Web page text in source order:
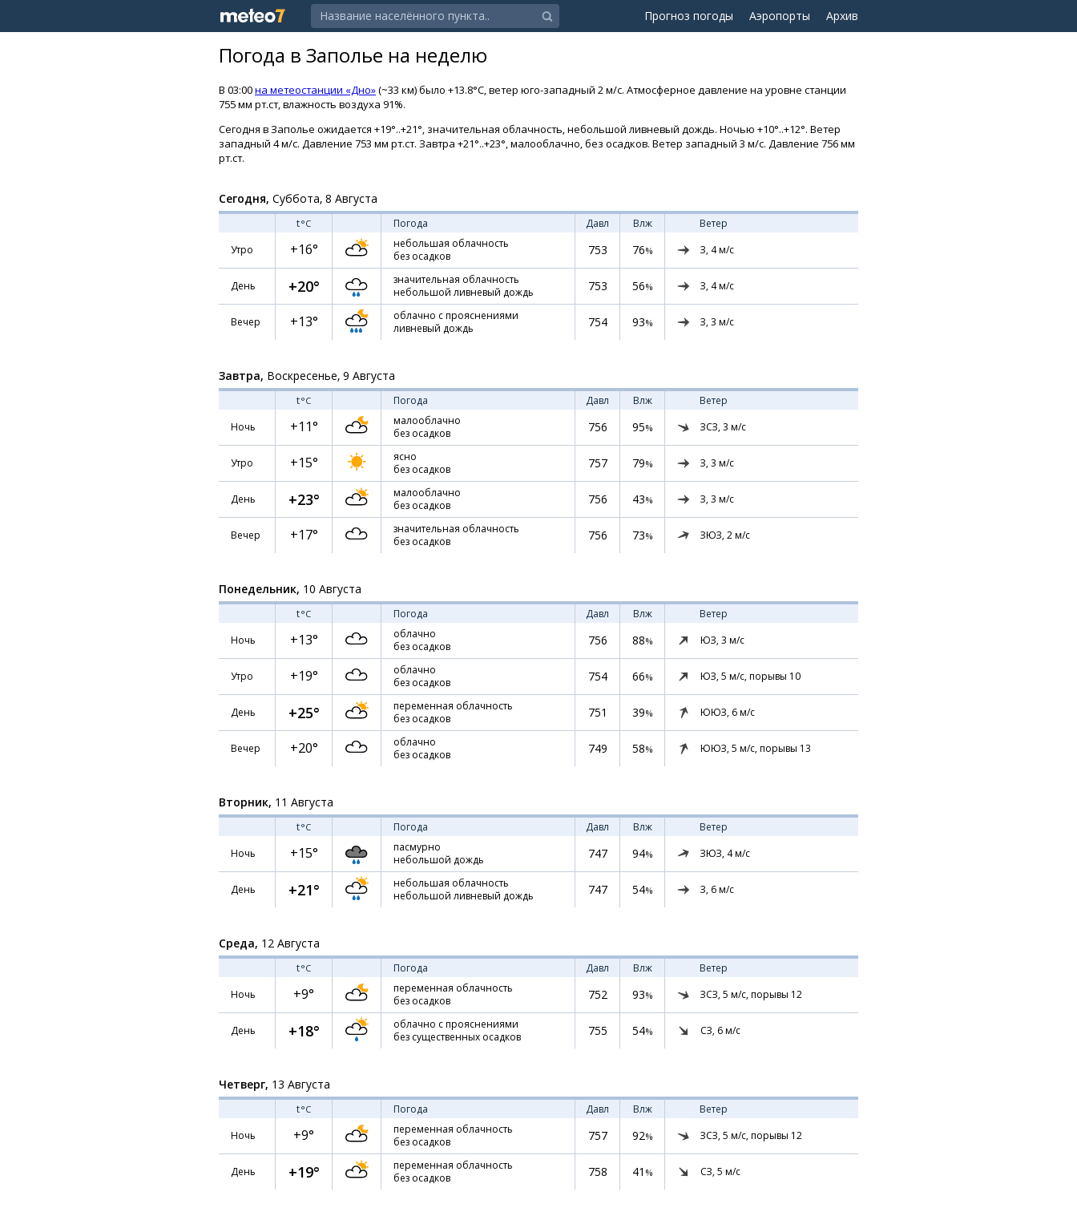
Прогноз погоды Аэропорты Архив
Погода в Заполье на неделю
В 03:00на метеостанции «Дно»(~33 км) было +13.8°C, ветер юго-западный 2 м/с. Атмосферное давление на уровне станции
755 мм рт.ст, влажность воздуха 91%.
Сегодня в Заполье ожидается +19°..+21°, значительная облачность, небольшой ливневый дождь. Ночью +10°..+12°. Ветер
западный 4 м/с. Давление 753 мм рт.ст. Завтра +21°..+23°, малооблачно, без осадков. Ветер западный 3 м/с. Давление 756 мм
рт.ст.
Сегодня, Суббота, 8 Августа
t°C Погода Давл Влж
Ветер
Утро
+16°
небольшая облачность
без осадков
753 76% З, 4м/с
День +20°
значительная облачность
небольшой ливневый дождь
753 56% З, 4м/с
Вечер +13°
облачно с прояснениями
ливневый дождь
754 93% З, 3 м/с
Завтра, Воскресенье, 9 Августа
t°C Погода Давл Влж
Ветер
Ночь
+11°
малооблачно
без осадков
756 95% ЗСЗ, 3 м/с
Утро +15°
ясно
без осадков
757 79% З, 3 м/с
День +23°
малооблачно
без осадков
756 43% З, 3 м/с
Вечер +17°
значительная облачность
без осадков
756 73% ЗЮЗ, 2м/с
Понедельник, 10 Августа
t°C Погода Давл Влж
Ветер
Ночь
+13°
облачно
без осадков
756 88% ЮЗ, 3 м/с
Утро +19°
облачно
без осадков
754 66% ЮЗ, 5 м/с, порывы 10
День +25°
переменная облачность
без осадков
751 39% ЮЮЗ, 6м/с
Вечер +20°
облачно
без осадков
749 58% ЮЮЗ, 5 м/с, порывы 13
Вторник, 11 Августа
t°C Погода Давл Влж
Ветер
Ночь
+15°
пасмурно
небольшой дождь
747 94% ЗЮЗ, 4м/с
День +21°
небольшая облачность
небольшой ливневый дождь
747 54% З, 6м/с
Среда, 12 Августа
t°C Погода Давл Влж
Ветер
Ночь
+9°
переменная облачность
без осадков
752 93% ЗСЗ, 5 м/с, порывы 12
День +18°
облачно с прояснениями
без существенных осадков
755 54% СЗ, 6м/с
Четверг, 13 Августа
t°C Погода Давл Влж
Ветер
Ночь
+9°
переменная облачность
без осадков
757 92% ЗСЗ, 5 м/с, порывы 12
День +19°
переменная облачность
без осадков
758 41 % СЗ, 5 м/с